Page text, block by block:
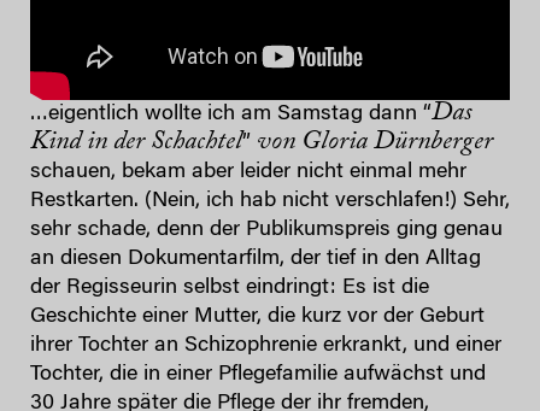
…eigentlich wollte ich am Samstag dann “Das
Kind in der Schachtel” von Gloria Dürnberger
schauen, bekam aber leider nicht einmal mehr
Restkarten. (Nein, ich hab nicht verschlafen!) Sehr,
sehr schade, denn der Publikumspreis ging genau
an diesen Dokumentarfilm, der tief in den Alltag
der Regisseurin selbst eindringt: Es ist die
Geschichte einer Mutter, die kurz vor der Geburt
ihrer Tochter an Schizophrenie erkrankt, und einer
Tochter, die in einer Pflegefamilie aufwächst und
30 Jahre später die Pflege der ihr fremden,